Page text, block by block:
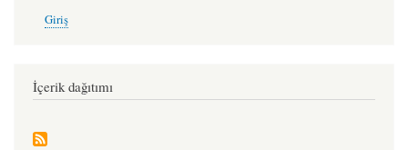
stanley
nice
account
Giriş
İçerik dağıtımı